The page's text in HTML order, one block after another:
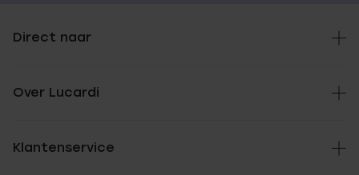
Direct naar
Over Lucardi
Klantenservice